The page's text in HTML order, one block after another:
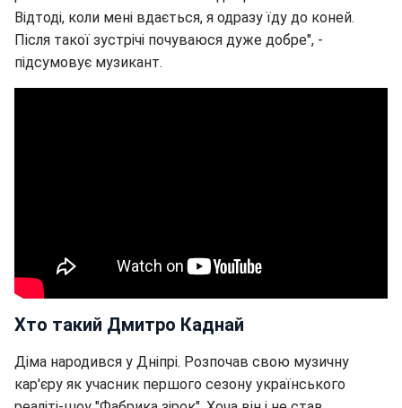
Відтоді, коли мені вдається, я одразу їду до коней.
Після такої зустрічі почуваюся дуже добре", -
підсумовує музикант.
Хто такий Дмитро Каднай
Діма народився у Дніпрі. Розпочав свою музичну
кар'єру як учасник першого сезону українського